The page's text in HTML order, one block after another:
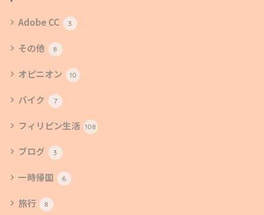
Adobe CC 3
その他 8
オピニオン 10
バイク 7
フィリピン生活 108
ブログ 3
一時帰国 6
旅行 8